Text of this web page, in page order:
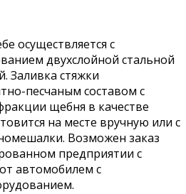
осуществляется с
двухслойной стальной
Заливка стяжки
песчаным составом с
щебня в качестве
на месте вручную или с
Возможен заказ
предприятии с
автомобилем с